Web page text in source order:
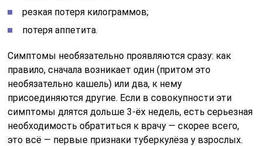
резкая потеря килограммов;
потеря аппетита.
Симптомы необязательно проявляются сразу: как
правило, сначала возникает один (притом это
необязательно кашель) или два, к нему
присоединяются другие. Если в совокупности эти
симптомы длятся дольше 3-ёх недель, есть серьезная
необходимость обратиться к врачу — скорее всего,
это всё — первые признаки туберкулёза у взрослых.